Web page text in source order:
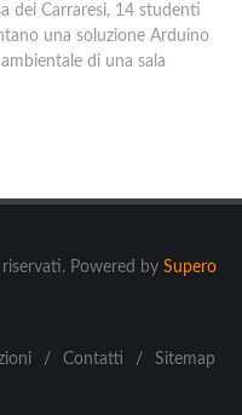
dei Carraresi, 14 studenti
una soluzione Arduino
di una sala
Powered by Supero
/ Contatti / Sitemap